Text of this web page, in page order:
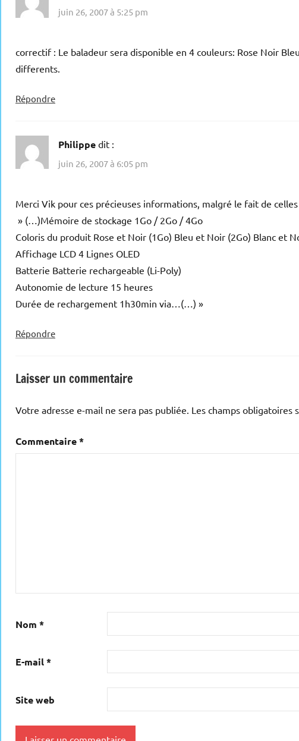
juin 26, 2007 à 5:25 pm
correctif : Le baladeur sera disponible en 4 couleurs: Rose Noir
differents.
Répondre
Philippe dit :
juin 26, 2007 à 6:05 pm
Merci Vik pour ces précieuses informations, malgré le fait de
» (…)Mémoire de stockage 1Go / 2Go / 4Go
Coloris du produit Rose et Noir (1Go) Bleu et Noir (2Go) Blanc et
Affichage LCD 4 Lignes OLED
Batterie Batterie rechargeable (Li-Poly)
Autonomie de lecture 15 heures
Durée de rechargement 1h30min via…(…) »
Répondre
Laisser un commentaire
Votre adresse e-mail ne sera pas publiée. Les champs obligatoires
Commentaire*
Nom *
E-mail*
Site web